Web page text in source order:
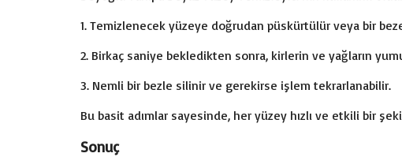
Temizlenecek yüzeye doğrudan püskürtülür veya bir
Birkaç saniye bekledikten sonra, kirlerin ve yağların
Nemli bir bezle silinir ve gerekirse işlem tekrarlanabilir.
Bu basit adımlar sayesinde, her yüzey hızlı ve etkili bir
Sonuç